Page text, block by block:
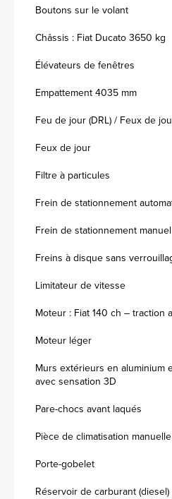
Boutons sur le volant
Châssis : Fiat Ducato 3650 kg
Élévateurs de fenêtres
Empattement 4035 mm
Feu de jour (DRL) / Feux de
Feux de jour
Filtre à particules
Frein de stationnement
Frein de stationnement manuel
Freins à disque sans
Limitateur de vitesse
Moteur : Fiat 140 ch – traction
Moteur léger
Murs extérieurs en aluminium
avec sensation 3D
Pare-chocs avant laqués
Pièce de climatisation manuelle
Porte-gobelet
Réservoir de carburant